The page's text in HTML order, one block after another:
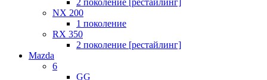
2 поколение [рестайлинг]
NX 200
1 поколение
RX 350
2 поколение [рестайлинг]
Mazda
6
GG